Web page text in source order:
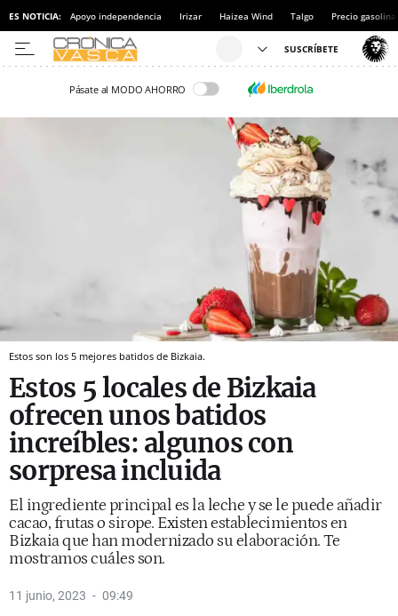
ES NOTICIA: Apoyo independencia Irizar Haizea Wind Talgo Precio gasolina
Pásate al MODO AHORRO
Estos son los 5 mejores batidos de Bizkaia.
Estos 5 locales de Bizkaia
ofrecen unos batidos
increíbles: algunos con
sorpresa incluida
El ingrediente principal es la leche y se le puede añadir
cacao, frutas o sirope. Existen establecimientos en
Bizkaia que han modernizado su elaboración. Te
mostramos cuáles son.
11 junio, 2023 09:49